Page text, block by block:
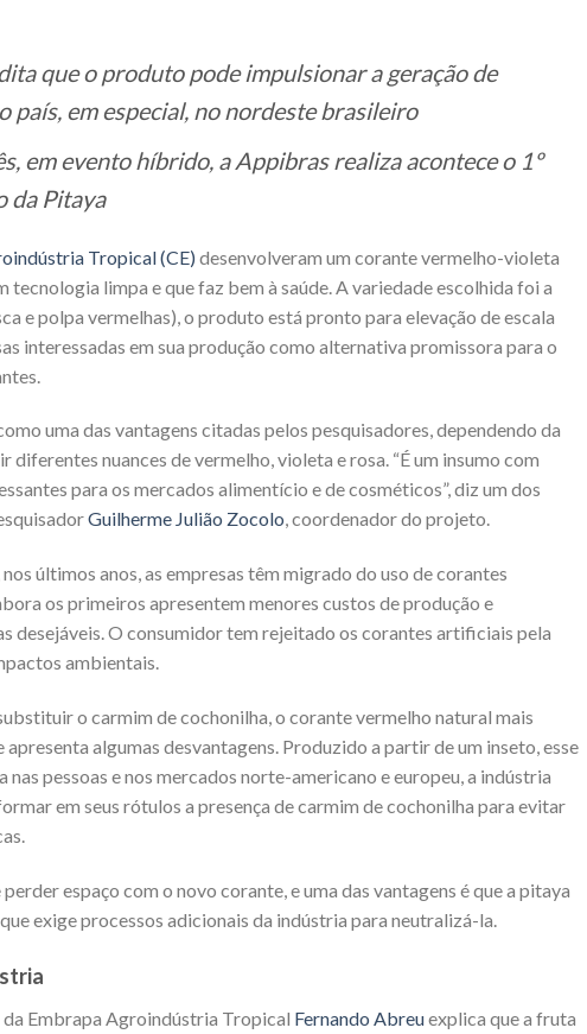
que o produto pode impulsionar a geração de
país, em especial, no nordeste brasileiro
em evento híbrido, a Appibras realiza acontece o 1º
da Pitaya
Tropical (CE) desenvolveram um corante vermelho-violeta
tecnologia limpa e que faz bem à saúde. A variedade escolhida foi a
e polpa vermelhas), o produto está pronto para elevação de escala
interessadas em sua produção como alternativa promissora para o
uma das vantagens citadas pelos pesquisadores, dependendo da
diferentes nuances de vermelho, violeta e rosa. “É um insumo com
para os mercados alimentício e de cosméticos”, diz um dos
Guilherme Julião Zocolo, coordenador do projeto.
últimos anos, as empresas têm migrado do uso de corantes
os primeiros apresentem menores custos de produção e
desejáveis. O consumidor tem rejeitado os corantes artificiais pela
ambientais.
o carmim de cochonilha, o corante vermelho natural mais
algumas desvantagens. Produzido a partir de um inseto, esse
nas pessoas e nos mercados norte-americano e europeu, a indústria
em seus rótulos a presença de carmim de cochonilha para evitar
espaço com o novo corante, e uma das vantagens é que a pitaya
exige processos adicionais da indústria para neutralizá-la.
Embrapa Agroindústria Tropical Fernando Abreuexplica que a fruta